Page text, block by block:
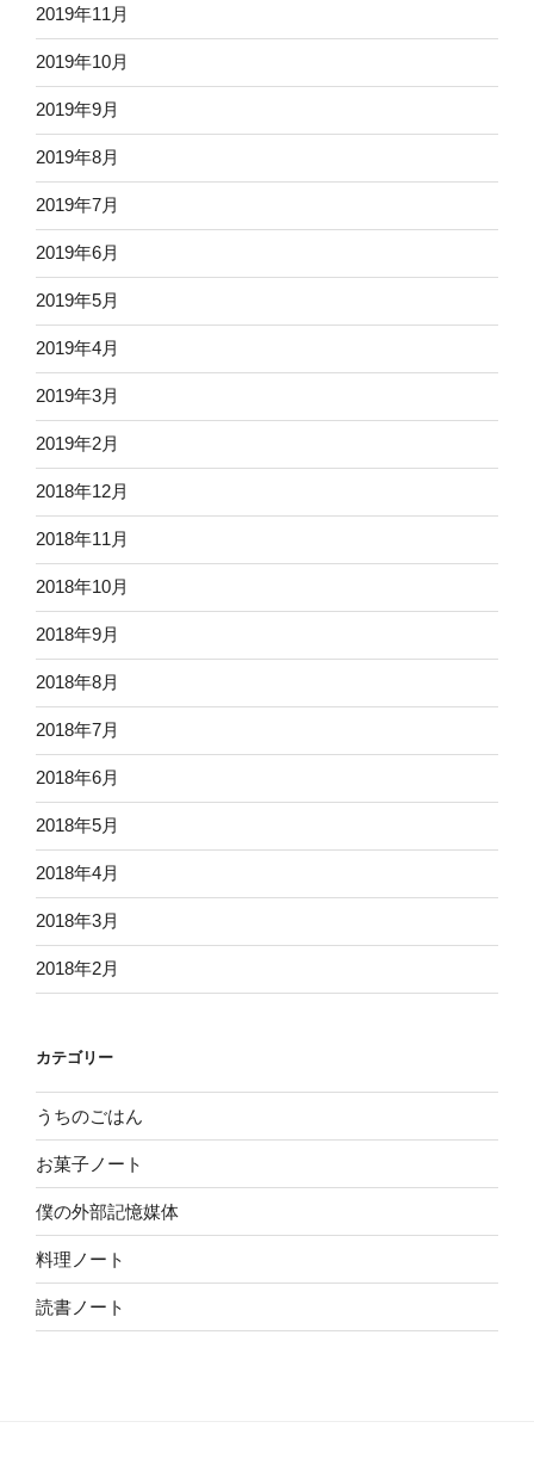
2019年11月
2019年10月
2019年9月
2019年8月
2019年7月
2019年6月
2019年5月
2019年4月
2019年3月
2019年2月
2018年12月
2018年11月
2018年10月
2018年9月
2018年8月
2018年7月
2018年6月
2018年5月
2018年4月
2018年3月
2018年2月
カテゴリー
うちのごはん
お菓子ノート
僕の外部記憶媒体
料理ノート
読書ノート